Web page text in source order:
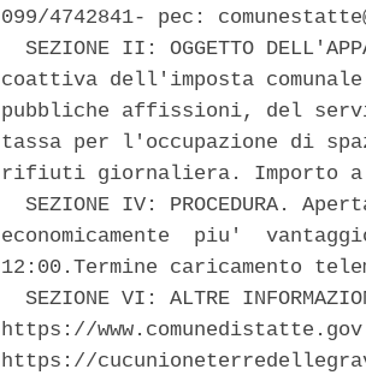
099/4742841- pec:
SEZIONE II: OGGETTO
coattiva dell'imposta
pubbliche affissioni, del
tassa per l'occupazione di
rifiuti giornaliera. Importo a
SEZIONE IV: PROCEDURA.
economicamente  piu'
12:00.Termine caricamento
SEZIONE VI: ALTRE
https://
https://